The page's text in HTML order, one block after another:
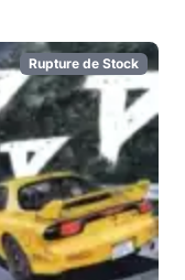
Rupture de Stock